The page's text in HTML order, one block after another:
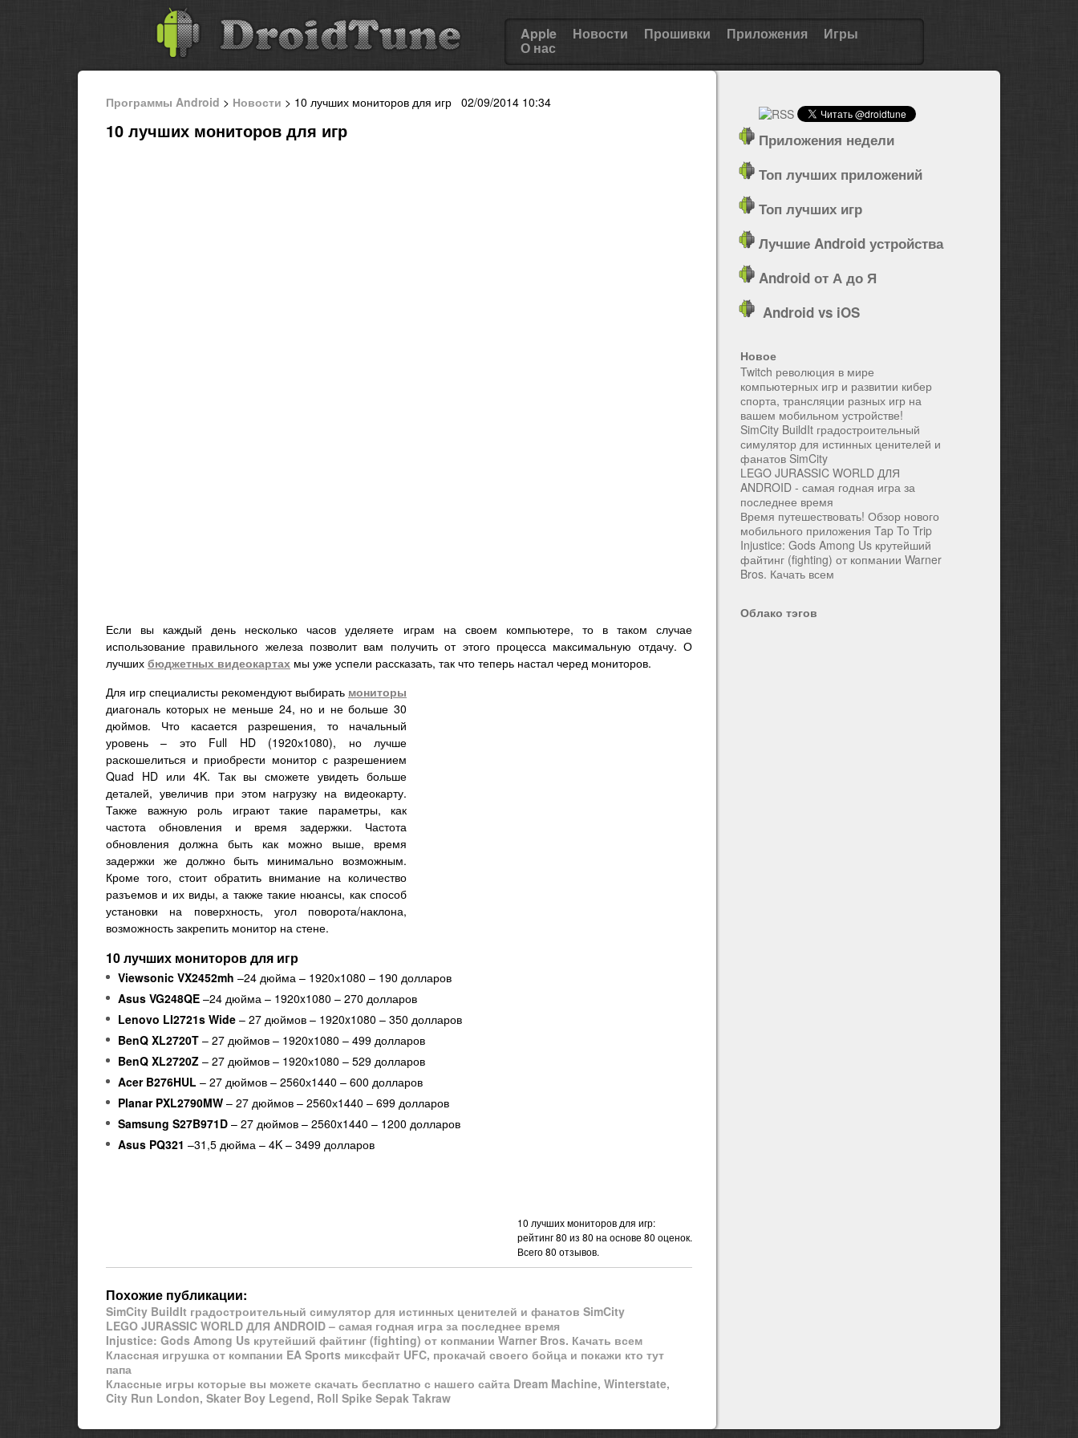
Apple Новости Прошивки Приложения Игры
О нас
Программы Android > Новости > 10 лучших мониторов для игр 02/09/2014 10:34
10 лучших мониторов для игр
Если вы каждый день несколько часов уделяете играм на своем компьютере, то в таком случае
использование правильного железа позволит вам получить от этого процесса максимальную отдачу. О
лучших бюджетных видеокартах мы уже успели рассказать, так что теперь настал черед мониторов.
Для игр специалисты рекомендуют выбирать мониторы
диагональ которых не меньше 24, но и не больше 30
дюймов. Что касается разрешения, то начальный
уровень – это Full HD (1920х1080), но лучше
раскошелиться и приобрести монитор с разрешением
Quad HD или 4K. Так вы сможете увидеть больше
деталей, увеличив при этом нагрузку на видеокарту.
Также важную роль играют такие параметры, как
частота обновления и время задержки. Частота
обновления должна быть как можно выше, время
задержки же должно быть минимально возможным.
Кроме того, стоит обратить внимание на количество
разъемов и их виды, а также такие нюансы, как способ
установки на поверхность, угол поворота/наклона,
возможность закрепить монитор на стене.
10 лучших мониторов для игр
Viewsonic VX2452mh –24 дюйма – 1920х1080 – 190 долларов
Asus VG248QE –24 дюйма – 1920x1080 – 270 долларов
Lenovo LI2721s Wide – 27 дюймов – 1920x1080 – 350 долларов
BenQ XL2720T – 27 дюймов – 1920x1080 – 499 долларов
BenQ XL2720Z – 27 дюймов – 1920х1080 – 529 долларов
Acer B276HUL – 27 дюймов – 2560х1440 – 600 долларов
Planar PXL2790MW – 27 дюймов – 2560х1440 – 699 долларов
Samsung S27B971D – 27 дюймов – 2560x1440 – 1200 долларов
Asus PQ321 –31,5 дюйма – 4K – 3499 долларов
10 лучших мониторов для игр:
рейтинг80 из 80 на основе 80 оценок.
Всего80 отзывов.
Похожие публикации:
SimCity BuildIt градостроительный симулятор для истинных ценителей и фанатов SimCity
LEGO JURASSIC WORLD ДЛЯ ANDROID – самая годная игра за последнее время
Injustice: Gods Among Us крутейший файтинг (fighting) от копмании Warner Bros. Качать всем
Классная игрушка от компании EA Sports миксфайт UFC, прокачай своего бойца и покажи кто тут
папа
Классные игры которые вы можете скачать бесплатно с нашего сайта Dream Machine, Winterstate,
City Run London, Skater Boy Legend, Roll Spike Sepak Takraw
Приложения недели
Топ лучших приложений
Топ лучших игр
Лучшие Android устройства
Android от А до Я
Android vs iOS
Новое
Twitch революция в мире
компьютерных игр и развитии кибер
спорта, трансляции разных игр на
вашем мобильном устройстве!
SimCity BuildIt градостроительный
симулятор для истинных ценителей и
фанатов SimCity
LEGO JURASSIC WORLD ДЛЯ
ANDROID - самая годная игра за
последнее время
Время путешествовать! Обзор нового
мобильного приложения Tap To Trip
Injustice: Gods Among Us крутейший
файтинг (fighting) от копмании Warner
Bros. Качать всем
Облако тэгов